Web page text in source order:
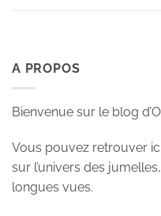
A PROPOS
Bienvenue sur le blog
Vous pouvez retrouver
sur l’univers des
longues vues.